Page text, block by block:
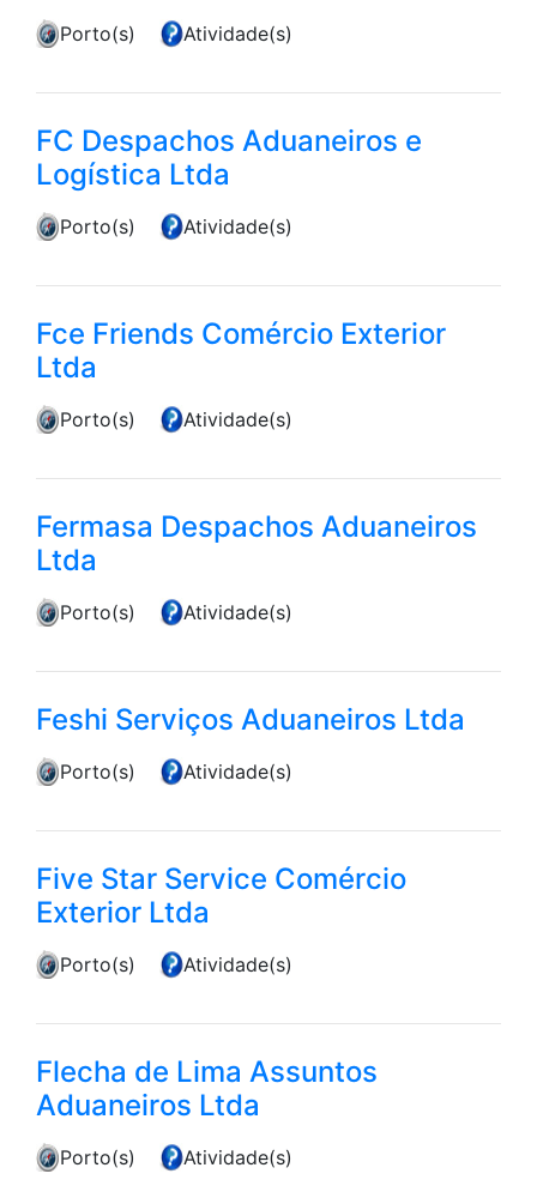
Porto(s) Atividade(s)
FC Despachos Aduaneiros e
Logística Ltda
Porto(s) Atividade(s)
Fce Friends Comércio Exterior
Ltda
Porto(s) Atividade(s)
Fermasa Despachos Aduaneiros
Ltda
Porto(s) Atividade(s)
Feshi Serviços Aduaneiros Ltda
Porto(s) Atividade(s)
Five Star Service Comércio
Exterior Ltda
Porto(s) Atividade(s)
Flecha de Lima Assuntos
Aduaneiros Ltda
Porto(s) Atividade(s)